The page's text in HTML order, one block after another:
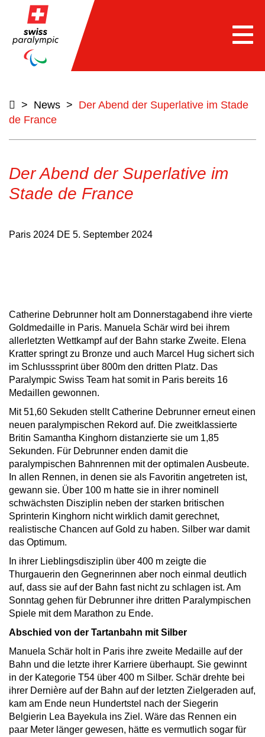
> News > Der Abend der Superlative im Stade
de France
Der Abend der Superlative im
Stade de France
Paris 2024 DE 5. September 2024
Catherine Debrunner holt am Donnerstagabend ihre vierte
Goldmedaille in Paris. Manuela Schär wird bei ihrem
allerletzten Wettkampf auf der Bahn starke Zweite. Elena
Kratter springt zu Bronze und auch Marcel Hug sichert sich
im Schlusssprint über 800m den dritten Platz. Das
Paralympic Swiss Team hat somit in Paris bereits 16
Medaillen gewonnen.
Mit 51,60 Sekuden stellt Catherine Debrunner erneut einen
neuen paralympischen Rekord auf. Die zweitklassierte
Britin Samantha Kinghorn distanzierte sie um 1,85
Sekunden. Für Debrunner enden damit die
paralympischen Bahnrennen mit der optimalen Ausbeute.
In allen Rennen, in denen sie als Favoritin angetreten ist,
gewann sie. Über 100 m hatte sie in ihrer nominell
schwächsten Disziplin neben der starken britischen
Sprinterin Kinghorn nicht wirklich damit gerechnet,
realistische Chancen auf Gold zu haben. Silber war damit
das Optimum.
In ihrer Lieblingsdisziplin über 400 m zeigte die
Thurgauerin den Gegnerinnen aber noch einmal deutlich
auf, dass sie auf der Bahn fast nicht zu schlagen ist. Am
Sonntag gehen für Debrunner ihre dritten Paralympischen
Spiele mit dem Marathon zu Ende.
Abschied von der Tartanbahn mit Silber
Manuela Schär holt in Paris ihre zweite Medaille auf der
Bahn und die letzte ihrer Karriere überhaupt. Sie gewinnt
in der Kategorie T54 über 400 m Silber. Schär drehte bei
ihrer Dernière auf der Bahn auf der letzten Zielgeraden auf,
kam am Ende neun Hundertstel nach der Siegerin
Belgierin Lea Bayekula ins Ziel. Wäre das Rennen ein
paar Meter länger gewesen, hätte es vermutlich sogar für